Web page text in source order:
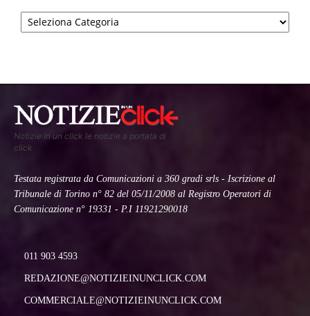
Categorie
Notizie in un click le notizie a portata di
click
Testata registrata da Comunicazioni a 360 gradi srls - Iscrizione al
Tribunale di Torino n° 82 del 05/11/2008 al Registro Operatori di
Comunicazione n° 19331 - P.I 11921290018
011 903 4593
REDAZIONE@NOTIZIEINUNCLICK.COM
COMMERCIALE@NOTIZIEINUNCLICK.COM